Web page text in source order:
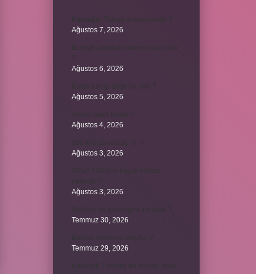
Ağustos 7, 2026
Ağustos 6, 2026
Ağustos 5, 2026
Ağustos 4, 2026
Ağustos 3, 2026
Ağustos 3, 2026
Temmuz 30, 2026
Temmuz 29, 2026